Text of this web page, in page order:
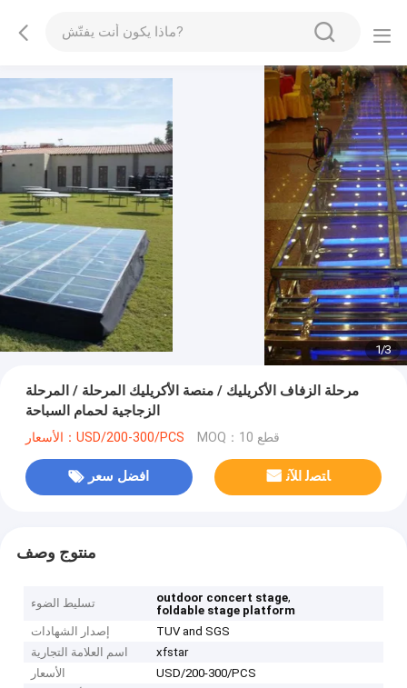
1/3
مرحلة الزفاف اﻷكريليك / منصة اﻷكريليك المرحلة / المرحلة
الزجاجية لحمام السباحة
الأسعار：USD/200-300/PCS MOQ：10 قطع
افضل سعر ﺎﺘﺼﻟ ﺍﻶﻧ
منتوج وصف
تسليط الضوء outdoor concert stage,
foldable stage platform
إصدار الشهادات
TUV and SGS
اسم العلامة التجارية
xfstar
الأسعار
USD/200-300/PCS